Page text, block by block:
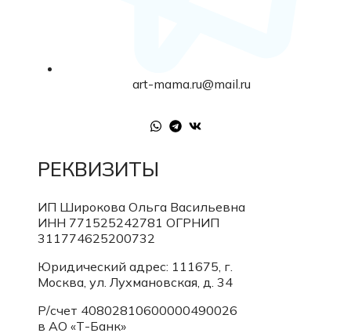
art-mama.ru@mail.ru
РЕКВИЗИТЫ
ИП Широкова Ольга Васильевна
ИНН 771525242781 ОГРНИП
311774625200732
Юридический адрес: 111675, г.
Москва, ул. Лухмановская, д. 34
Р/счет 40802810600000490026
в АО «Т-Банк»